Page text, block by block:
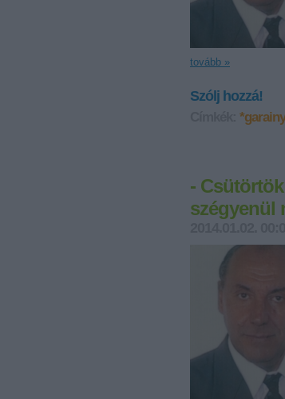
tovább »
Szólj hozzá!
-
szégyenül